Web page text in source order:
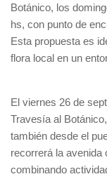
Botánico, los
hs, con punto de
Esta propuesta es
flora local en un
El viernes 26 de
Travesía al
también desde el
recorrerá la avenida
combinando